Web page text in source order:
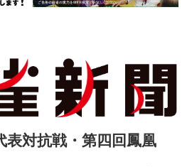
表対抗戦・第四回鳳凰